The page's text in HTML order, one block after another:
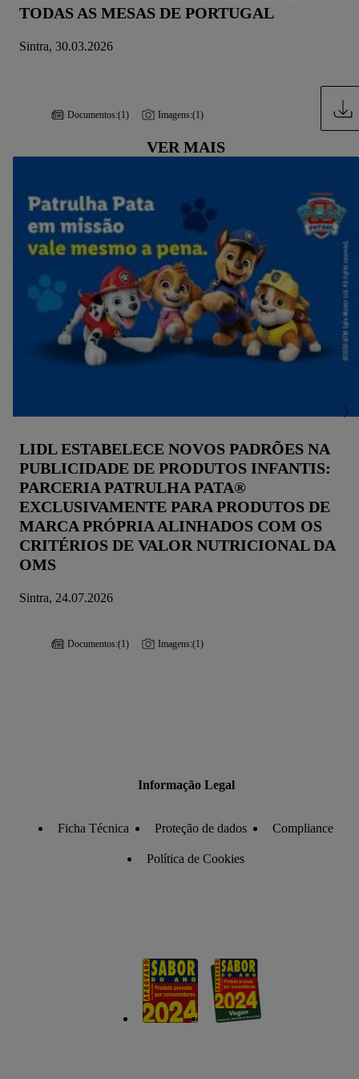
TODAS AS MESAS DE PORTUGAL
Sintra, 30.03.2026
Documentos:(1) Imagens:(1)
VER MAIS
LIDL ESTABELECE NOVOS PADRÕES NA
PUBLICIDADE DE PRODUTOS INFANTIS:
PARCERIA PATRULHA PATA®
EXCLUSIVAMENTE PARA PRODUTOS DE
MARCA PRÓPRIA ALINHADOS COM OS
CRITÉRIOS DE VALOR NUTRICIONAL DA
OMS
Sintra, 24.07.2026
Documentos:(1) Imagens:(1)
Informação Legal
Ficha Técnica Proteção de dados Compliance
Política de Cookies